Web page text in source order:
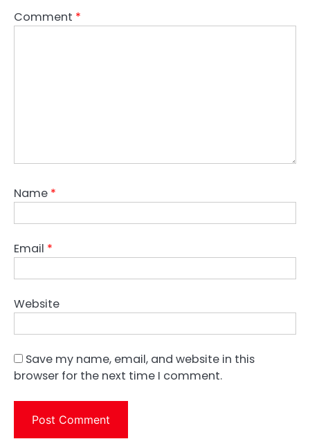
Comment *
Name *
Email *
Website
Save my name, email, and website in this
browser for the next time I comment.